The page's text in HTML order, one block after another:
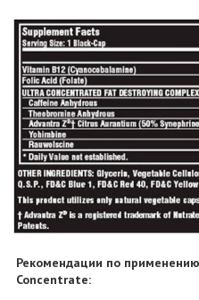
Рекомендации по
Concentrate: